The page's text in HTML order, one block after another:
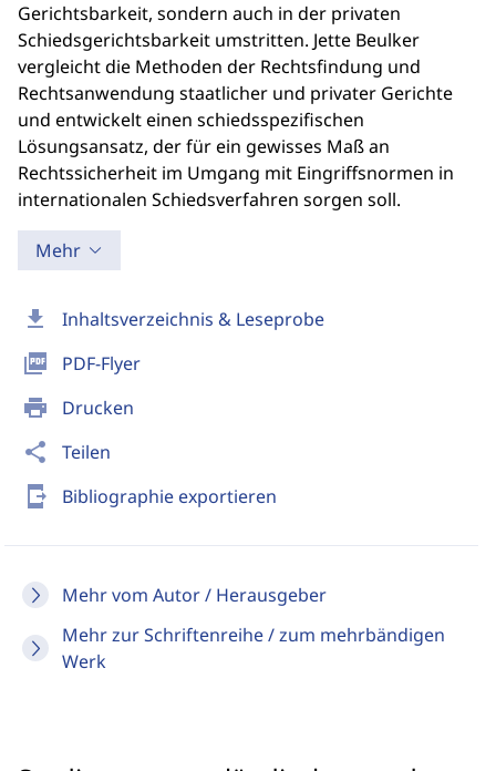
download Inhaltsverzeichnis & Leseprobe
picture_as_pdf PDF-Flyer
print Drucken
share Teilen
send_to_mobile Bibliographie exportieren
Mehr vom Autor / Herausgeber
Mehr zur Schriftenreihe / zum mehrbändigen
Werk
Gerichtsbarkeit, sondern auch in der privaten
Schiedsgerichtsbarkeit umstritten. Jette Beulker
vergleicht die Methoden der Rechtsfindung und
Rechtsanwendung staatlicher und privater Gerichte
und entwickelt einen schiedsspezifischen
Lösungsansatz, der für ein gewisses Maß an
Rechtssicherheit im Umgang mit Eingriffsnormen in
internationalen Schiedsverfahren sorgen soll.
Mehr